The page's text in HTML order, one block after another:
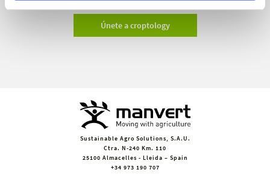
Únete a croptology
Sustainable Agro Solutions, S.A.U.
Ctra. N-240 Km. 110
25100 Almacelles - Lleida – Spain
+34 973 190 707